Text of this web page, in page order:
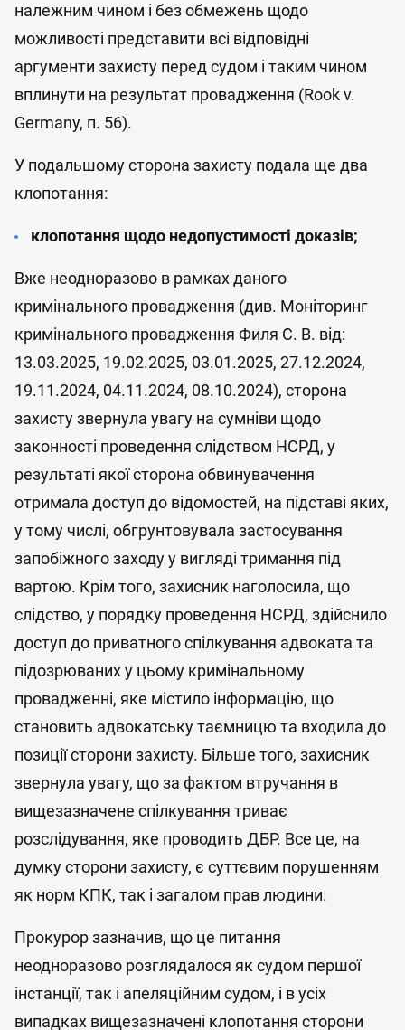
належним чином і без обмежень щодо
можливості представити всі відповідні
аргументи захисту перед судом і таким чином
вплинути на результат провадження (Rook v.
Germany, п. 56).
У подальшому сторона захисту подала ще два
клопотання:
клопотання щодо недопустимості доказів;
Вже неодноразово в рамках даного
кримінального провадження (див. Моніторинг
кримінального провадження Филя С. В. від:
13.03.2025, 19.02.2025, 03.01.2025, 27.12.2024,
19.11.2024, 04.11.2024, 08.10.2024), сторона
захисту звернула увагу на сумніви щодо
законності проведення слідством НСРД, у
результаті якої сторона обвинувачення
отримала доступ до відомостей, на підставі яких,
у тому числі, обгрунтовувала застосування
запобіжного заходу у вигляді тримання під
вартою. Крім того, захисник наголосила, що
слідство, у порядку проведення НСРД, здійснило
доступ до приватного спілкування адвоката та
підозрюваних у цьому кримінальному
провадженні, яке містило інформацію, що
становить адвокатську таємницю та входила до
позиції сторони захисту. Більше того, захисник
звернула увагу, що за фактом втручання в
вищезазначене спілкування триває
розслідування, яке проводить ДБР. Все це, на
думку сторони захисту, є суттєвим порушенням
як норм КПК, так і загалом прав людини.
Прокурор зазначив, що це питання
неодноразово розглядалося як судом першої
інстанції, так і апеляційним судом, і в усіх
випадках вищезазначені клопотання сторони